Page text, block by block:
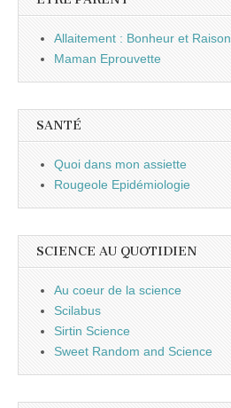
Allaitement : Bonheur et Raison
Maman Eprouvette
SANTÉ
Quoi dans mon assiette
Rougeole Epidémiologie
SCIENCE AU QUOTIDIEN
Au coeur de la science
Scilabus
Sirtin Science
Sweet Random and Science